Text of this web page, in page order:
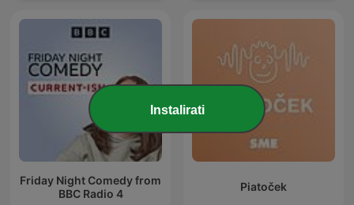
Friday Night Comedy from
BBC Radio 4
Piatoček
Instalirati